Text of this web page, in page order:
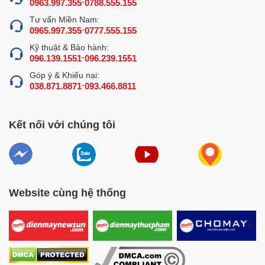
Nồng độ cồn không cao, chỉ khoảng 30-40 độ.
Ưu điểm vượt trội và ứng dụng của
tháp chưng cất rượu 5 tầng bằng đồng
200kg/mẻ
Tháp chưng cất rượu 200kg/mẻ áp dụng công nghệ
0963.997.355 0788.555.155
Tư vấn Miền Nam:
0965.997.355-0777.555.155
Kỹ thuật & Bảo hành:
096.139.1551-096.239.1551
Góp ý & Khiếu nại:
038.871.8871-093.466.8811
Kết nối với chúng tôi
Website cùng hệ thống